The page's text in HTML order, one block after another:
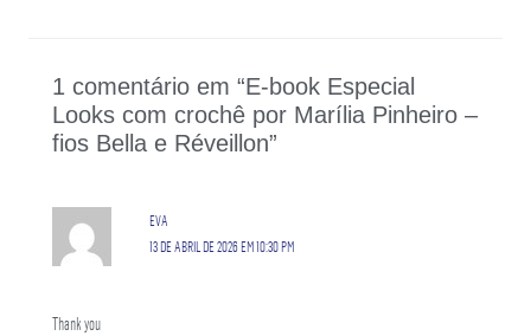
1 comentário em “E-book Especial
Looks com crochê por Marília Pinheiro –
fios Bella e Réveillon”
EVA
13 DE ABRIL DE 2026 EM 10:30 PM
Thank you